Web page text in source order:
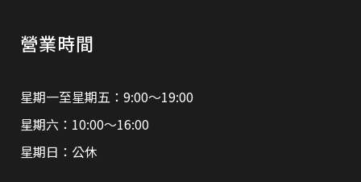
營業時間
星期一至星期五：9:00～19:00
星期六：10:00～16:00
星期日：公休